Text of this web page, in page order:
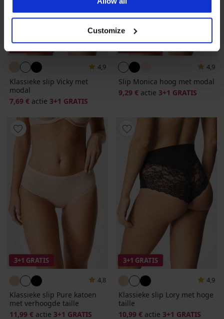
Customize
4,9
Klassieke slip Vicky met
modal
7,69 € actie 3+1 GRATIS
4,9
Slip Monica hoog met modal
9,29 € actie 3+1 GRATIS
3+1 GRATIS
4,8
Klassieke slip Pure katoen
met verhoogde taille
11,99 € actie 3+1 GRATIS
3+1 GRATIS
4,9
Klassieke slip Lory met hoge
taille
10,99 € actie 3+1 GRATIS